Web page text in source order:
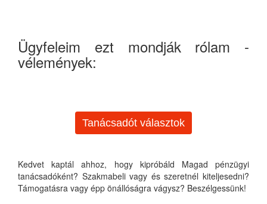
Ügyfeleim ezt mondják rólam -
vélemények:
Tanácsadót választok
Kedvet kaptál ahhoz, hogy kipróbáld Magad pénzügyi
tanácsadóként? Szakmabeli vagy és szeretnél kiteljesedni?
Támogatásra vagy épp önállóságra vágysz? Beszélgessünk!